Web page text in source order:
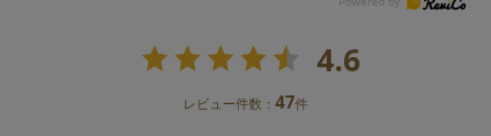
4.6
レビュー件数： 47件